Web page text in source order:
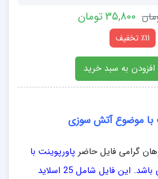
35,800 تومان
٪11 تخفیف
افزودن به سبد خرید
با موضوع آتش سوزی
گرامی فایل حاضر پاورپوینت با
فایل شامل 25 اسلاید